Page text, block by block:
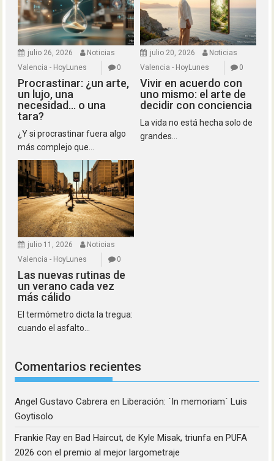
julio 26, 2026
Noticias
Valencia - HoyLunes
0
Procrastinar: ¿un arte,
un lujo, una
necesidad… o una
tara?
¿Y si procrastinar fuera algo
más complejo que...
julio 20, 2026
Noticias
Valencia - HoyLunes
0
Vivir en acuerdo con
uno mismo: el arte de
decidir con conciencia
La vida no está hecha solo de
grandes...
julio 11, 2026
Noticias
Valencia - HoyLunes
0
Las nuevas rutinas de
un verano cada vez
más cálido
El termómetro dicta la tregua:
cuando el asfalto...
Comentarios recientes
Angel Gustavo Cabrera enLiberación: ´In memoriam´ Luis
Goytisolo
Frankie Ray enBad Haircut, de Kyle Misak, triunfa en PUFA
2026 con el premio al mejor largometraje